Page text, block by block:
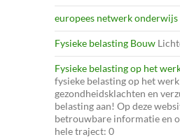
europees netwerk onderwijs
Fysieke belasting Bouw
Fysieke belasting op het
fysieke belasting op het
gezondheidsklachten en
belasting aan! Op deze
betrouwbare informatie en
hele traject: 0